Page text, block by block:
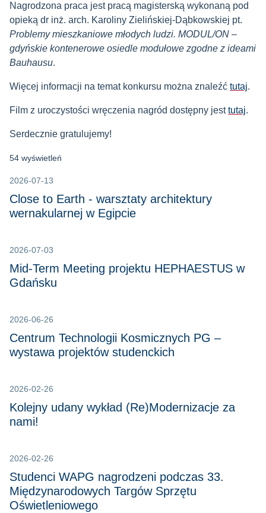
Nagrodzona praca jest pracą magisterską wykonaną pod
opieką dr inż. arch. Karoliny Zielińskiej-Dąbkowskiej pt.
Problemy mieszkaniowe młodych ludzi. MODUL/ON –
gdyńskie kontenerowe osiedle modułowe zgodne z ideami
Bauhausu.
Więcej informacji na temat konkursu można znaleźć tutaj.
Film z uroczystości wręczenia nagród dostępny jesttutaj.
Serdecznie gratulujemy!
54 wyświetleń
2026-07-13
Close to Earth - warsztaty architektury
wernakularnej w Egipcie
2026-07-03
Mid-Term Meeting projektu HEPHAESTUS w
Gdańsku
2026-06-26
Centrum Technologii Kosmicznych PG –
wystawa projektów studenckich
2026-02-26
Kolejny udany wykład (Re)Modernizacje za
nami!
2026-02-26
Studenci WAPG nagrodzeni podczas 33.
Międzynarodowych Targów Sprzętu
Oświetleniowego